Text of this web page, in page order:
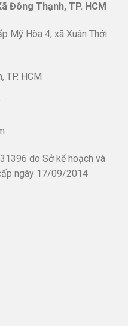
Đông Thạnh, TP. HCM
Mỹ Hòa 4, xã Xuân Thới
TP. HCM
do Sở kế hoạch và
ngày 17/09/2014